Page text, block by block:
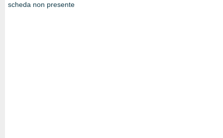
scheda non presente